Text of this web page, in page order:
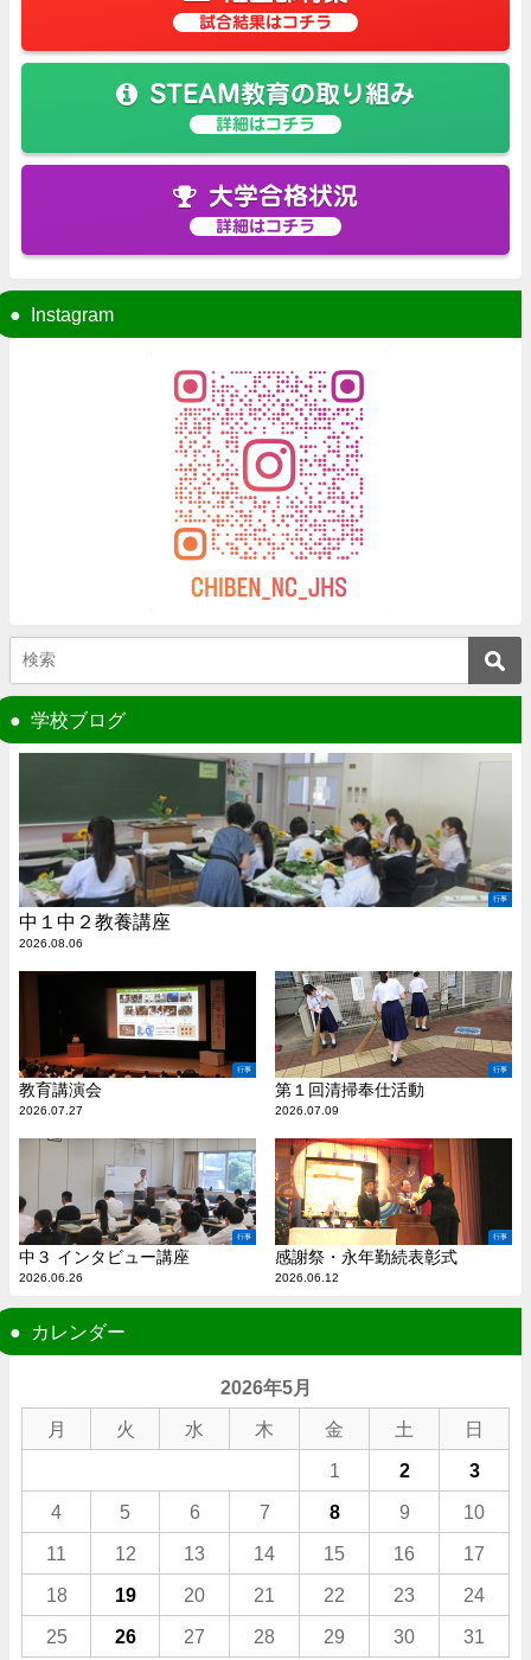
試合結果はコチラ
STEAM教育の取り組み
詳細はコチラ
大学合格状況
詳細はコチラ
Instagram
学校ブログ
行事
中１中２教養講座
2026.08.06
行事
教育講演会
2026.07.27
行事
第１回清掃奉仕活動
2026.07.09
行事
中３ インタビュー講座
2026.06.26
行事
感謝祭・永年勤続表彰式
2026.06.12
カレンダー
2026年5月
月 火 水 木 金 土 日
1 2 3
4 5 6 7 8 9 10
11 12 13 14 15 16 17
18 19 20 21 22 23 24
25 26 27 28 29 30
31